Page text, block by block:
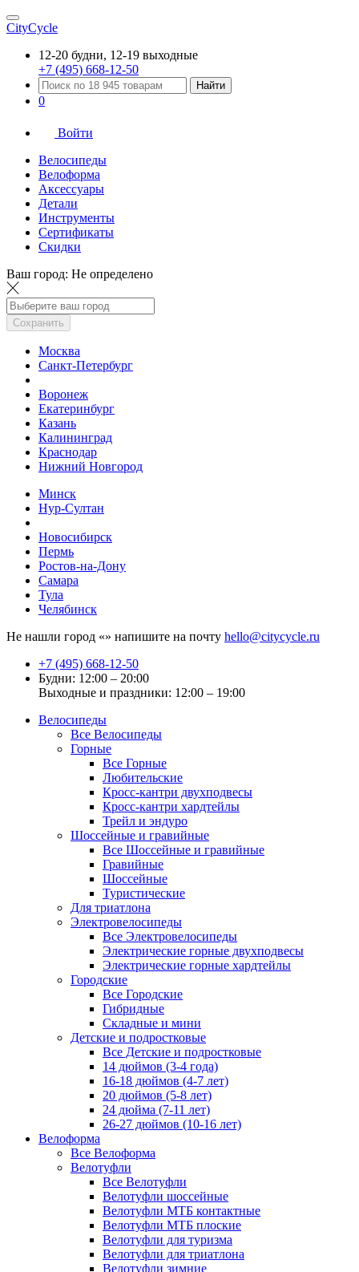
CityCycle
12-20 будни, 12-19 выходные
+7 (495) 668-12-50
Найти
0
Войти
Велосипеды
Велоформа
Аксессуары
Детали
Инструменты
Сертификаты
Скидки
Ваш город: Не определено
Сохранить
Москва
Санкт-Петербург
Воронеж
Екатеринбург
Казань
Калининград
Краснодар
Нижний Новгород
Минск
Нур-Султан
Новосибирск
Пермь
Ростов-на-Дону
Самара
Тула
Челябинск
Не нашли город «» напишите на почту hello@citycycle.ru
+7 (495) 668-12-50
Будни: 12:00 – 20:00
Выходные и праздники: 12:00 – 19:00
Велосипеды
Все Велосипеды
Горные
Все Горные
Любительские
Кросс-кантри двухподвесы
Кросс-кантри хардтейлы
Трейл и эндуро
Шоссейные и гравийные
Все Шоссейные и гравийные
Гравийные
Шоссейные
Туристические
Для триатлона
Электровелосипеды
Все Электровелосипеды
Электрические горные двухподвесы
Электрические горные хардтейлы
Городские
Все Городские
Гибридные
Складные и мини
Детские и подростковые
Все Детские и подростковые
14 дюймов (3-4 года)
16-18 дюймов (4-7 лет)
20 дюймов (5-8 лет)
24 дюйма (7-11 лет)
26-27 дюймов (10-16 лет)
Велоформа
Все Велоформа
Велотуфли
Все Велотуфли
Велотуфли шоссейные
Велотуфли МТБ контактные
Велотуфли МТБ плоские
Велотуфли для туризма
Велотуфли для триатлона
Велотуфли зимние